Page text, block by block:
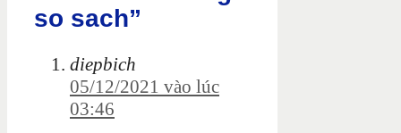
so sach”
diepbich
05/12/2021 vào lúc
03:46